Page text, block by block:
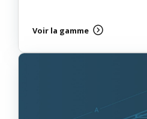
Voir la gamme